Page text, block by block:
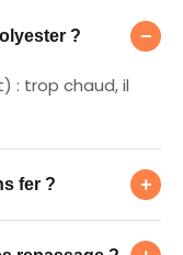
le polyester
? −
: trop chaud, il
sans fer ?
fer ? +
après